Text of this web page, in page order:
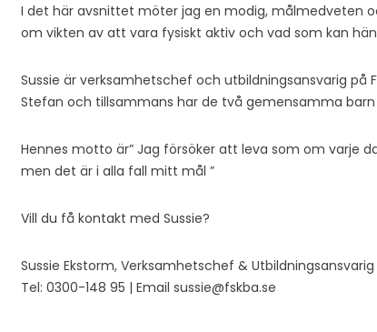
I det här avsnittet möter jag en modig, målmedveten
om vikten av att vara fysiskt aktiv och vad som kan
Sussie är verksamhetschef och utbildningsansvarig på
Stefan och tillsammans har de två gemensamma
Hennes motto är” Jag försöker att leva som om varje
men det är i alla fall mitt mål ”
Vill du få kontakt med Sussie?
Sussie Ekstorm, Verksamhetschef &
Tel: 0300-148 95 | Email sussie@fskba.se